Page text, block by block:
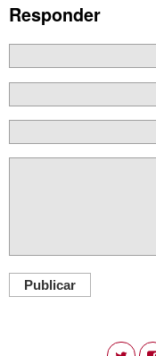
Responder
Publicar